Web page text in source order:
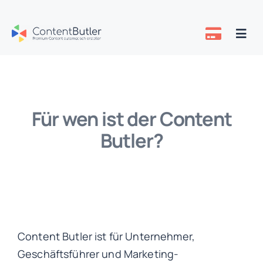
Inhalt
springen
Know-how
Für wen ist der Content
Butler?
Content Butler ist für Unternehmer,
Geschäftsführer und Marketing-